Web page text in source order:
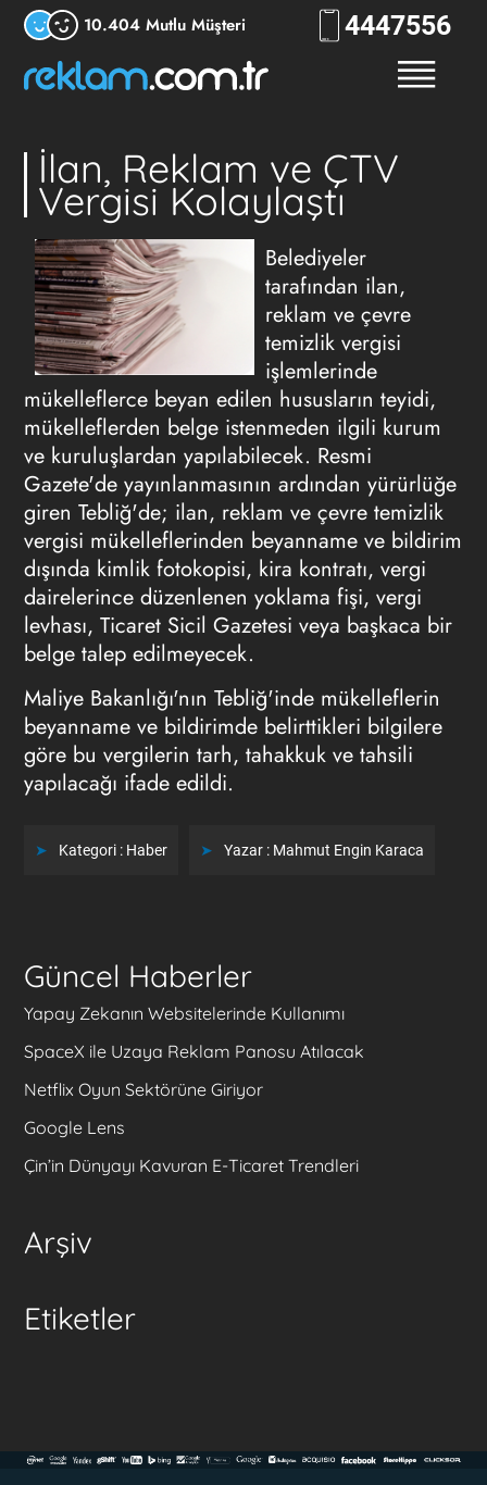
10.404 Mutlu Müşteri 4447556
İlan, Reklam ve ÇTV
Vergisi Kolaylaştı
Belediyeler
tarafından ilan,
reklam ve çevre
temizlik vergisi
işlemlerinde
mükelleflerce beyan edilen hususların teyidi,
mükelleflerden belge istenmeden ilgili kurum
ve kuruluşlardan yapılabilecek. Resmi
Gazete'de yayınlanmasının ardından yürürlüğe
giren Tebliğ'de; ilan, reklam ve çevre temizlik
vergisi mükelleflerinden beyanname ve bildirim
dışında kimlik fotokopisi, kira kontratı, vergi
dairelerince düzenlenen yoklama fişi, vergi
levhası, Ticaret Sicil Gazetesi veya başkaca bir
belge talep edilmeyecek.
Maliye Bakanlığı'nın Tebliğ'inde mükelleflerin
beyanname ve bildirimde belirttikleri bilgilere
göre bu vergilerin tarh, tahakkuk ve tahsili
yapılacağı ifade edildi.
Kategori : Haber Yazar : Mahmut Engin Karaca
Güncel Haberler
Yapay Zekanın Websitelerinde Kullanımı
SpaceX ile Uzaya Reklam Panosu Atılacak
Netflix Oyun Sektörüne Giriyor
Google Lens
Çin’in Dünyayı Kavuran E-Ticaret Trendleri
Arşiv
Etiketler